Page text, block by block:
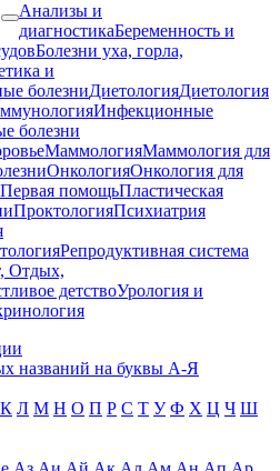
Анализы и
диагностикаБеременность и
Болезни уха, горла,
и
болезниДиетологияДиетология
Инфекционные
болезни
МаммологияМаммология для
ОнкологияОнкология для
Первая помощьПластическая
ПроктологияПсихиатрия
Репродуктивная система
Отдых,
детствоУрология и
названий на буквы А-Я
К Л М Н О П Р С Т У Ф Х Ц Ч Ш